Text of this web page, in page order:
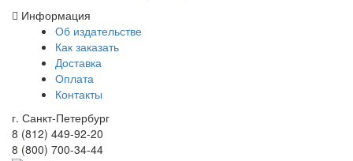
Информация
Об издательстве
Как заказать
Доставка
Оплата
Контакты
г. Санкт-Петербург
8 (812) 449-92-20
8 (800) 700-34-44